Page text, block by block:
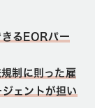
きるEORパー
制に則った雇
ェントが担い